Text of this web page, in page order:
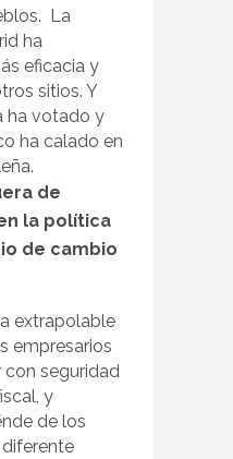
La
ha
eficacia y
sitios. Y
ha votado y
ha calado en
de
la política
de cambio
extrapolable
empresarios
con seguridad
y
de los